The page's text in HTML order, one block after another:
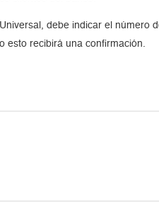
debe indicar el
esto recibirá una confirmación.